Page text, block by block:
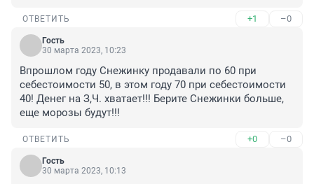
ОТВЕТИТЬ +1 –0
Гость
30 марта 2023, 10:23
Впрошлом году Снежинку продавали по 60 при
себестоимости 50, в этом году 70 при себестоимости
40! Денег на З,Ч. хватает!!! Берите Снежинки больше,
еще морозы будут!!!
ОТВЕТИТЬ +0 –0
Гость
30 марта 2023, 10:13